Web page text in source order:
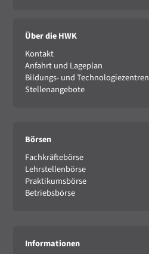
Über die HWK
Kontakt
Anfahrt und Lageplan
Bildungs- und Technologiezentren
Stellenangebote
Börsen
Fachkräftebörse
Lehrstellenbörse
Praktikumsbörse
Betriebsbörse
Informationen